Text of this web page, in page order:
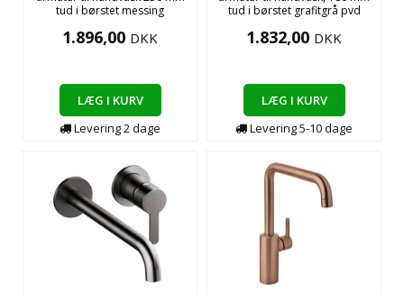
tud i børstet messing
1.896,00 DKK
LÆG I KURV
Levering2dage
tud i børstet grafitgrå pvd
1.832,00 DKK
LÆG I KURV
Levering5-10dage